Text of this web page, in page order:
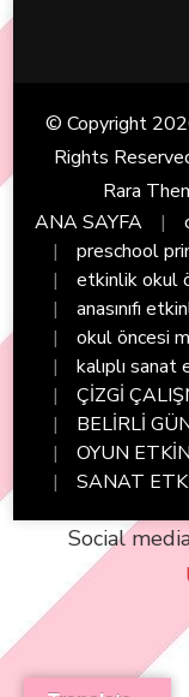
© Copyright
Rights
Rara
ANA SAYFA
preschool
etkinlik okul
anasınıfı
okul öncesi
kalıplı
ÇİZGİ
BELİRLİ
OYUN
SANAT
Social